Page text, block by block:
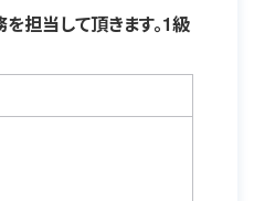
担当して頂きます。1級